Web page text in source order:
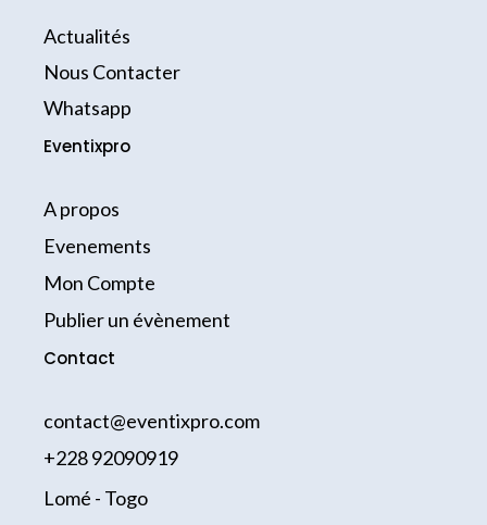
o
o
k
f
k
a
Actualités
Nous Contacter
Whatsapp
Eventixpro
A propos
Evenements
Mon Compte
Publier un évènement
Contact
contact@eventixpro.com
+228 92090919
Lomé - Togo